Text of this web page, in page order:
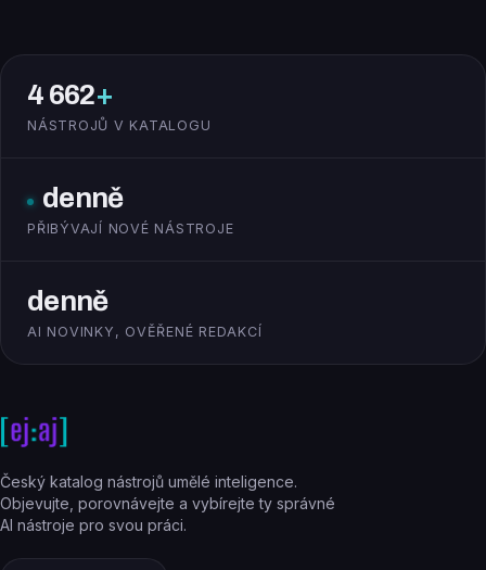
4 662+
NÁSTROJŮ V KATALOGU
denně
PŘIBÝVAJÍ NOVÉ NÁSTROJE
denně
AI NOVINKY, OVĚŘENÉ REDAKCÍ
Český katalog nástrojů umělé inteligence.
Objevujte, porovnávejte a vybírejte ty správné
AI nástroje pro svou práci.